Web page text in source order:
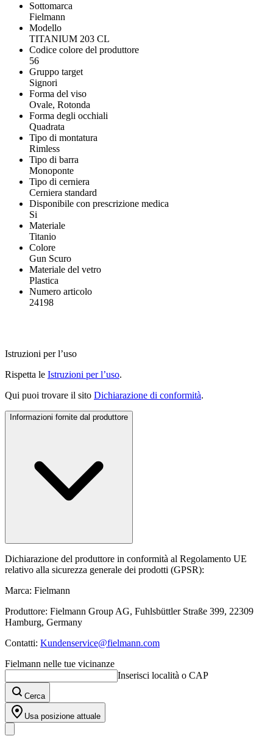
Sottomarca
Fielmann
Modello
TITANIUM 203 CL
Codice colore del produttore
56
Gruppo target
Signori
Forma del viso
Ovale, Rotonda
Forma degli occhiali
Quadrata
Tipo di montatura
Rimless
Tipo di barra
Monoponte
Tipo di cerniera
Cerniera standard
Disponibile con prescrizione medica
Si
Materiale
Titanio
Colore
Gun Scuro
Materiale del vetro
Plastica
Numero articolo
24198
Istruzioni per l’uso
Rispetta le Istruzioni per l’uso.
Qui puoi trovare il sito Dichiarazione di conformità.
Informazioni fornite dal produttore
Dichiarazione del produttore in conformità al Regolamento UE
relativo alla sicurezza generale dei prodotti (GPSR):
Marca: Fielmann
Produttore: Fielmann Group AG, Fuhlsbüttler Straße 399, 22309
Hamburg, Germany
Contatti: Kundenservice@fielmann.com
Fielmann nelle tue vicinanze
Inserisci località o CAP
Cerca
Usa posizione attuale